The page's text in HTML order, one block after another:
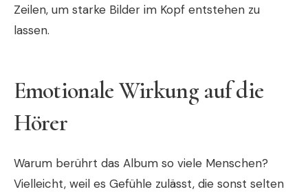
Zeilen, um starke Bilder im Kopf entstehen zu
lassen.
Emotionale Wirkung auf die
Hörer
Warum berührt das Album so viele Menschen?
Vielleicht, weil es Gefühle zulässt, die sonst selten